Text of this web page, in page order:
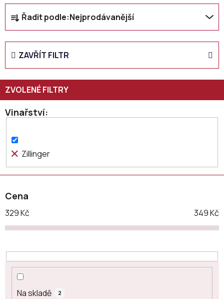
Ř
a
z
n
í
p
r
o
u
t
ů
Řadit podle:Nejprodávanější
ZAVŘÍT FILTR
Vinařství
Zillinger
Cena
329Kč 349Kč
Na skladě 2